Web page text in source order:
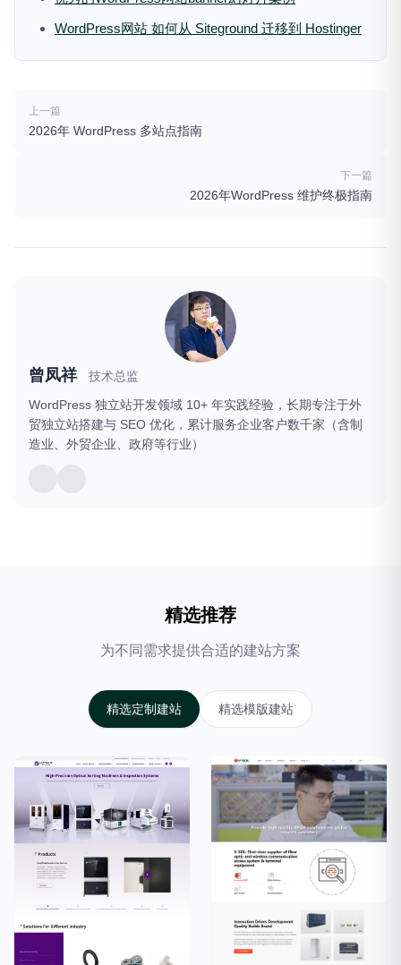
WordPress网站 如何从 Siteground 迁移到 Hostinger
上一篇
2026年 WordPress 多站点指南
下一篇
2026年WordPress 维护终极指南
曾凤祥
技术总监
WordPress 独立站开发领域 10+ 年实践经验，长期专注于外
贸独立站搭建与 SEO 优化，累计服务企业客户数千家（含制
造业、外贸企业、政府等行业）
精选推荐
为不同需求提供合适的建站方案
精选定制建站 精选模版建站